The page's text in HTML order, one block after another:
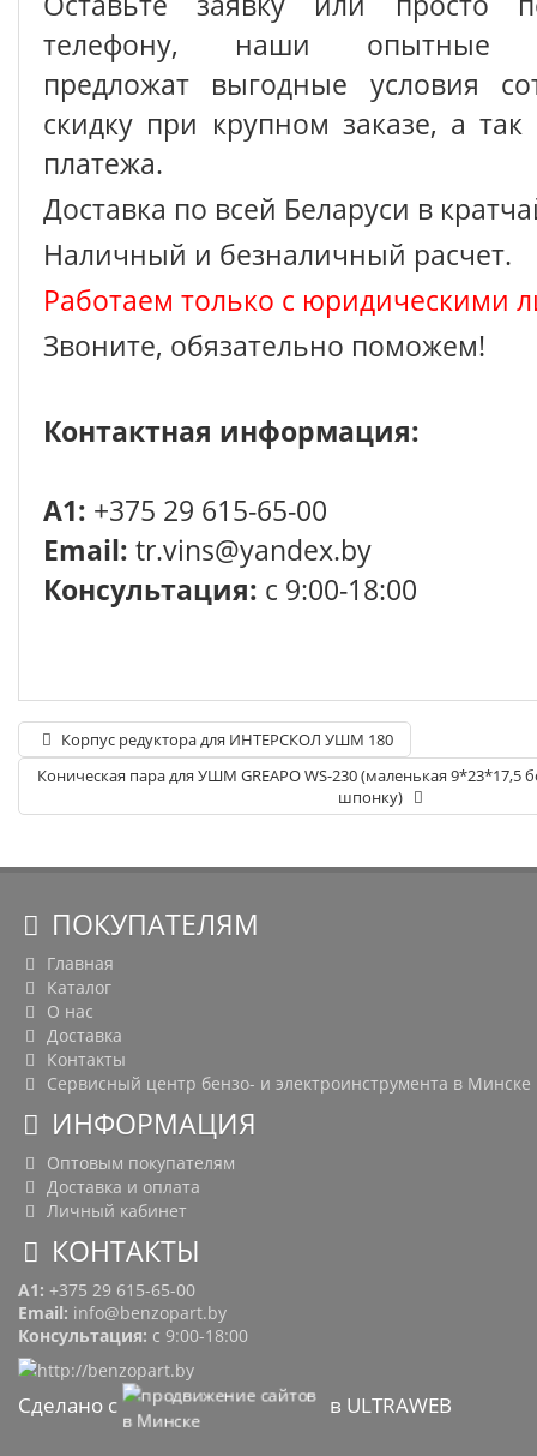
телефону, наши опытные
предложат выгодные условия
скидку при крупном заказе, а так
платежа.
Доставка по всей Беларуси в
Наличный и безналичный расчет.
Работаем только с юридическими
Звоните, обязательно поможем!
Контактная информация:
A1: +375 29 615-65-00
Email: tr.vins@yandex.by
Консультация: с 9:00-18:00
Корпус редуктора для ИНТЕРСКОЛ УШМ 180
Коническая пара для УШМ GREAPO WS-230 (маленькая 9*23*17,5
шпонку)
ПОКУПАТЕЛЯМ
Главная
Каталог
О нас
Доставка
Контакты
Сервисный центр бензо- и электроинструмента в Минске
ИНФОРМАЦИЯ
Оптовым покупателям
Доставка и оплата
Личный кабинет
КОНТАКТЫ
A1: +375 29 615-65-00
Email: info@benzopart.by
Консультация: с 9:00-18:00
Сделано с в ULTRAWEB